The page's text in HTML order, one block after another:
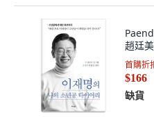
趙廷美
首購折
$166
缺貨